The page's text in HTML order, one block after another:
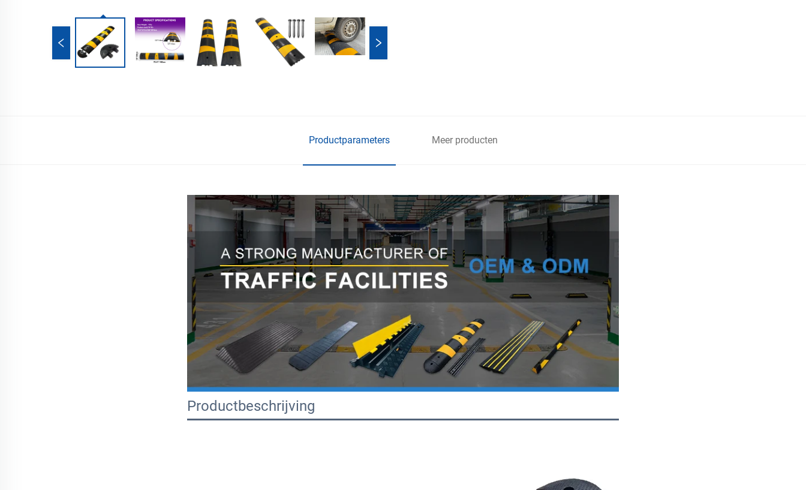
Productparameters Meer producten
Productbeschrijving